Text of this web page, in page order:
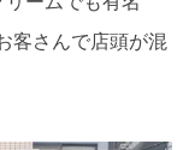
客さんで店頭が混